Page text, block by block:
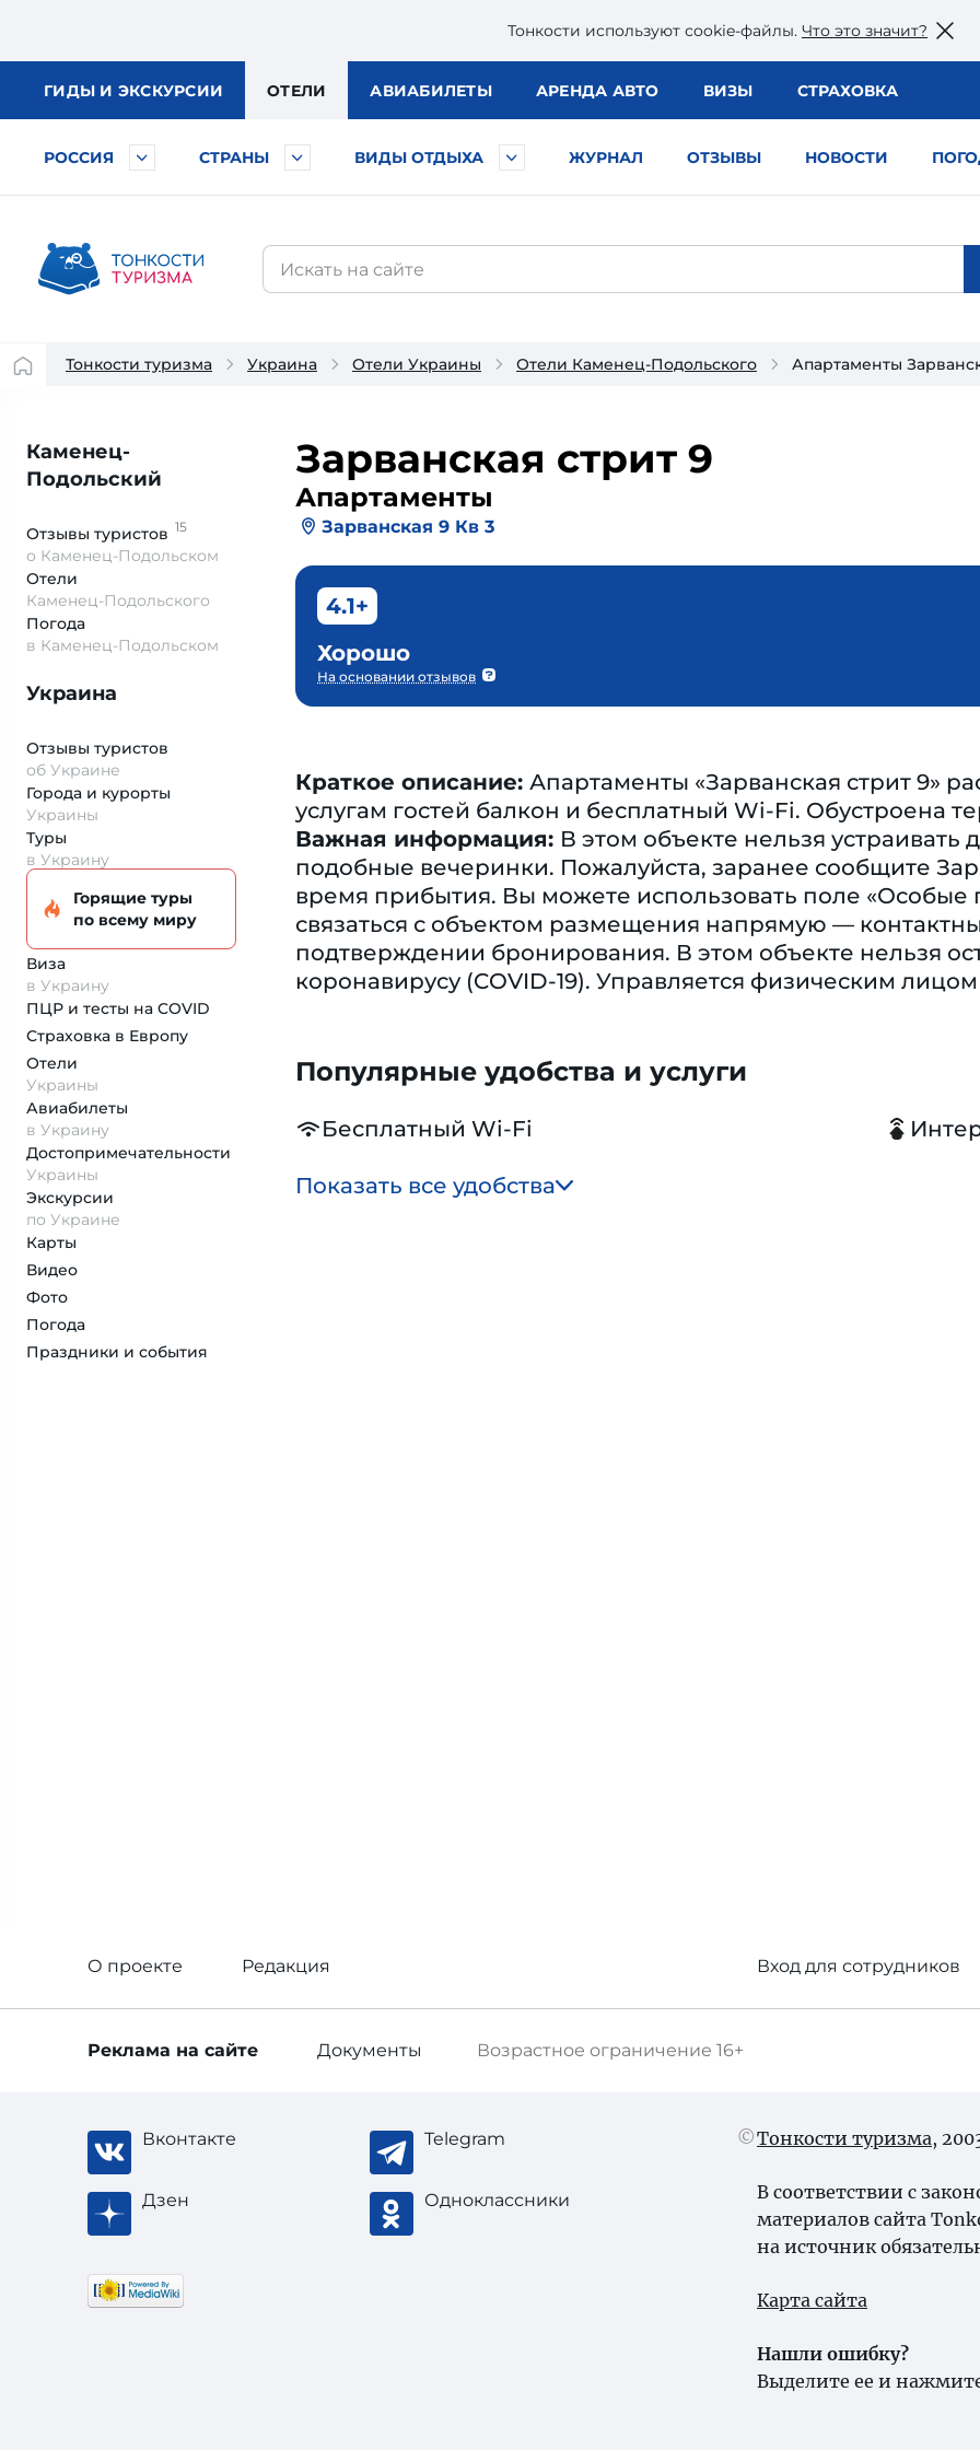
Тонкости используют сookie-файлы. Что это значит?
ГИДЫ И ЭКСКУРСИИ ОТЕЛИ АВИАБИЛЕТЫ АРЕНДА АВТО ВИЗЫ СТРАХОВКА
РОССИЯ СТРАНЫ ВИДЫ ОТДЫХА ЖУРНАЛ ОТЗЫВЫ НОВОСТИ
Тонкости туризма Украина Отели Украины Отели Каменец-Подольского Апартаменты
Каменец-
Подольский
Отзывы туристов 15
о Каменец-Подольском
Отели
Каменец-Подольского
Погода
в Каменец-Подольском
Украина
Отзывы туристов
об Украине
Города и курорты
Украины
Туры
в Украину
Горящие туры
по всему миру
Виза
в Украину
ПЦР и тесты на COVID
Страховка в Европу
Отели
Украины
Авиабилеты
в Украину
Достопримеча­тельности
Украины
Экскурсии
по Украине
Карты
Видео
Фото
Погода
Праздники и события
Зарванская стрит 9
Апартаменты
Зарванская 9 Кв 3
4.1+
Хорошо
На основании отзывов
Краткое описание: Апартаменты «Зарванская стрит 9»
услугам гостей балкон и бесплатный Wi-Fi. Обустроена
Важная информация: В этом объекте нельзя
подобные вечеринки. Пожалуйста, заранее сообщите
время прибытия. Вы можете использовать поле
связаться с объектом размещения напрямую —
подтверждении бронирования. В этом объекте нельзя
коронавирусу (COVID-19). Управляется физическим лицом
Популярные удобства и услуги
Бесплатный Wi-Fi
Показать все удобства
О проекте Редакция Вход для сотрудников
Возрастное ограничение 16+
Реклама на сайте Документы
Вконтакте Telegram
Дзен Одноклассники
Тонкости туризма,
В соответствии с
материалов сайта
на источник
Карта сайта
Нашли ошибку?
Выделите ее и